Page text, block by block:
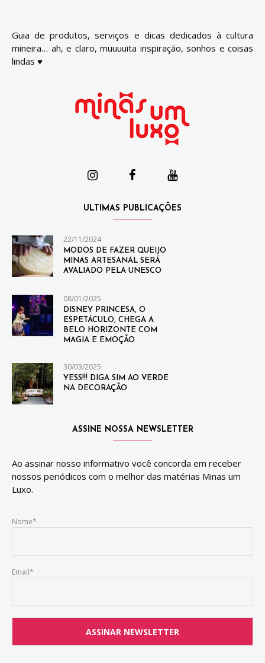
Guia de produtos, serviços e dicas dedicados à cultura
mineira… ah, e claro, muuuuita inspiração, sonhos e coisas
lindas ♥
ULTIMAS PUBLICAÇÕES
22/11/2024
MODOS DE FAZER QUEIJO
MINAS ARTESANAL SERÁ
AVALIADO PELA UNESCO
08/01/2025
DISNEY PRINCESA, O
ESPETÁCULO, CHEGA A
BELO HORIZONTE COM
MAGIA E EMOÇÃO
30/03/2025
YESS!!! DIGA SIM AO VERDE
NA DECORAÇÃO
ASSINE NOSSA NEWSLETTER
Ao assinar nosso informativo você concorda em receber
nossos periódicos com o melhor das matérias Minas um
Luxo.
Nome*
Email*